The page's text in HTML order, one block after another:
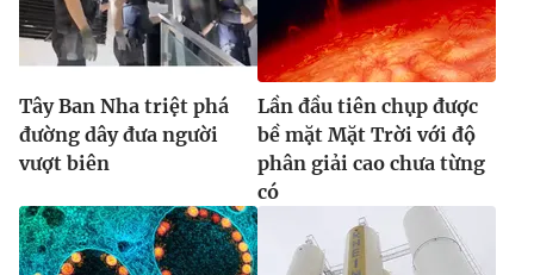
Tây Ban Nha triệt phá
đường dây đưa người
vượt biên
Lần đầu tiên chụp được
bề mặt Mặt Trời với độ
phân giải cao chưa từng
có